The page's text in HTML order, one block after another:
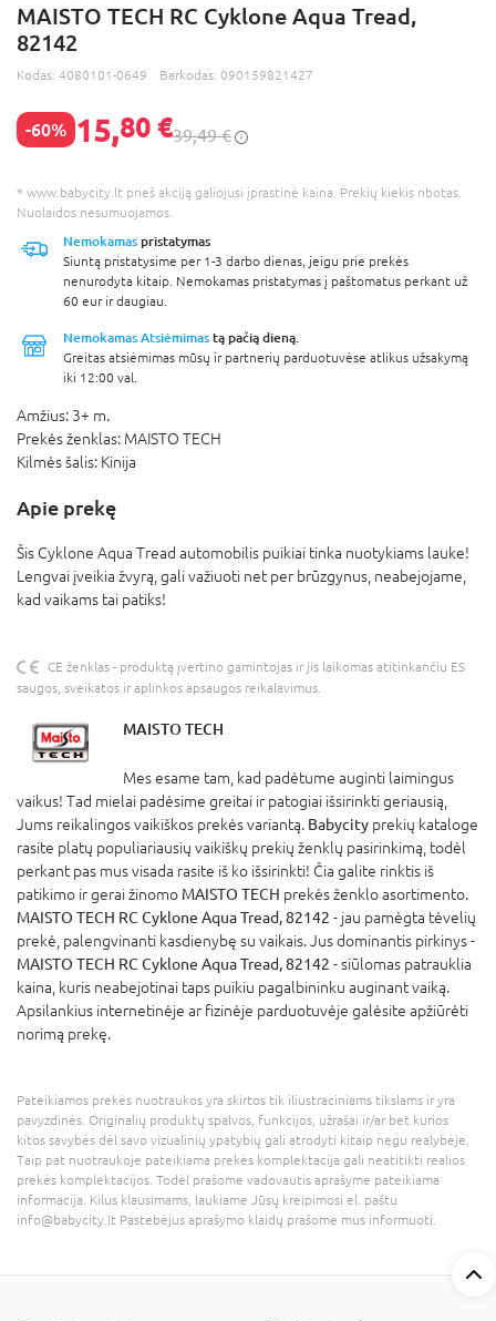
MAISTO TECH RC Cyklone Aqua Tread,
82142
Kodas: 4080101-0649 Barkodas: 090159821427
-60% 15,80 €39,49 €
* www.babycity.lt prieš akciją galiojusi įprastinė kaina. Prekių kiekis ribotas.
Nuolaidos nesumuojamos.
Nemokamas pristatymas
Siuntą pristatysime per 1-3 darbo dienas, jeigu prie prekės
nenurodyta kitaip. Nemokamas pristatymas į paštomatus perkant už
60 eur ir daugiau.
Nemokamas Atsiėmimas tą pačią dieną.
Greitas atsiėmimas mūsų ir partnerių parduotuvėse atlikus užsakymą
iki 12:00 val.
Amžius: 3+ m.
Prekės ženklas: MAISTO TECH
Kilmės šalis: Kinija
Apie prekę
Šis Cyklone Aqua Tread automobilis puikiai tinka nuotykiams lauke!
Lengvai įveikia žvyrą, gali važiuoti net per brūzgynus, neabejojame,
kad vaikams tai patiks!
CE ženklas - produktą įvertino gamintojas ir jis laikomas atitinkančiu ES
saugos, sveikatos ir aplinkos apsaugos reikalavimus.
MAISTO TECH
Mes esame tam, kad padėtume auginti laimingus
vaikus! Tad mielai padėsime greitai ir patogiai išsirinkti geriausią,
Jums reikalingos vaikiškos prekės variantą. Babycity prekių kataloge
rasite platų populiariausių vaikiškų prekių ženklų pasirinkimą, todėl
perkant pas mus visada rasite iš ko išsirinkti! Čia galite rinktis iš
patikimo ir gerai žinomo MAISTO TECH prekės ženklo asortimento.
MAISTO TECH RC Cyklone Aqua Tread, 82142 - jau pamėgta tėvelių
prekė, palengvinanti kasdienybę su vaikais. Jus dominantis pirkinys -
MAISTO TECH RC Cyklone Aqua Tread, 82142 - siūlomas patrauklia
kaina, kuris neabejotinai taps puikiu pagalbininku auginant vaiką.
Apsilankius internetinėje ar fizinėje parduotuvėje galėsite apžiūrėti
norimą prekę.
Pateikiamos prekės nuotraukos yra skirtos tik iliustraciniams tikslams ir yra
pavyzdinės. Originalių produktų spalvos, funkcijos, užrašai ir/ar bet kurios
kitos savybės dėl savo vizualinių ypatybių gali atrodyti kitaip negu realybėje.
Taip pat nuotraukoje pateikiama prekės komplektacija gali neatitikti realios
prekės komplektacijos. Todėl prašome vadovautis aprašyme pateikiama
informacija. Kilus klausimams, laukiame Jūsų kreipimosi el. paštu
info@babycity.lt Pastebėjus aprašymo klaidų prašome mus informuoti.